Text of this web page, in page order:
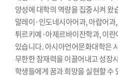
양성에 대학의 역량을 집중시켜
말레이·인도네시아어과, 아랍어
튀르키예·아제르바이잔학과, 이
있습니다. 아시아언어문화대학은
무한한 잠재력을 이끌어내고 성장
학생들에게 꿈과 희망을 실현할 수